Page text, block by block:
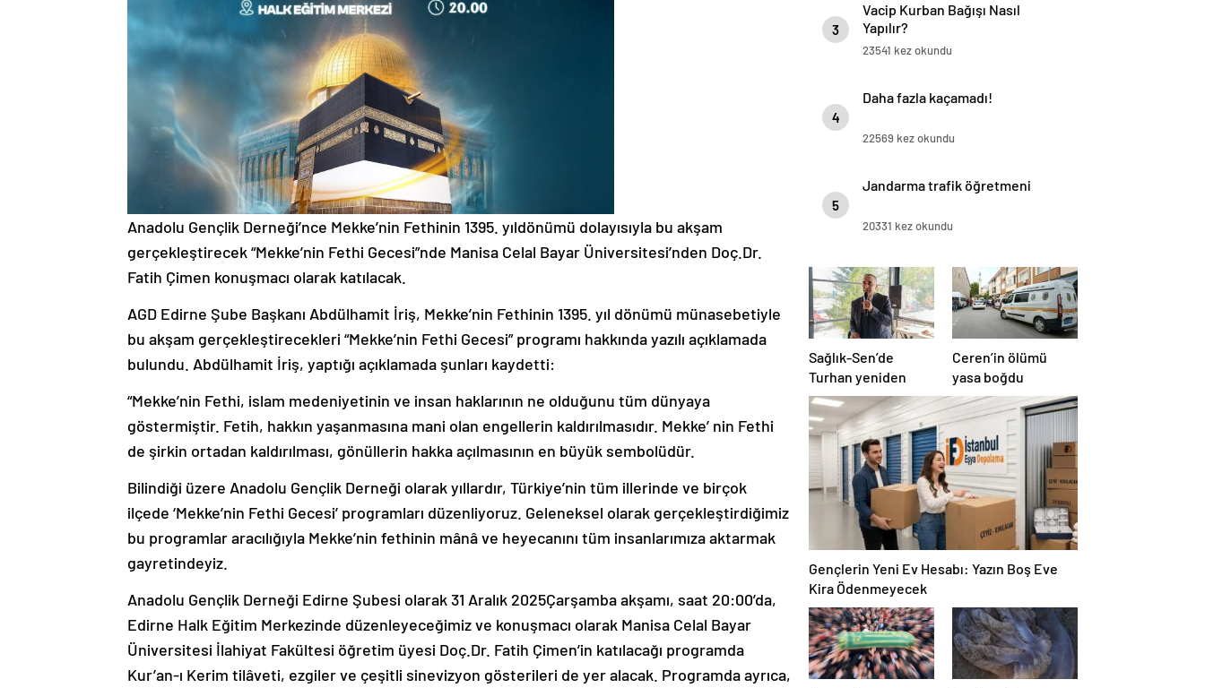
Anadolu Gençlik Derneği’nce Mekke’nin Fethinin 1395. yıldönümü dolayısıyla bu akşam
gerçekleştirecek “Mekke’nin Fethi Gecesi”nde Manisa Celal Bayar Üniversitesi’nden Doç.Dr.
Fatih Çimen konuşmacı olarak katılacak.
AGD Edirne Şube Başkanı Abdülhamit İriş, Mekke’nin Fethinin 1395. yıl dönümü münasebetiyle
bu akşam gerçekleştirecekleri “Mekke’nin Fethi Gecesi” programı hakkında yazılı açıklamada
bulundu. Abdülhamit İriş, yaptığı açıklamada şunları kaydetti:
“Mekke’nin Fethi, islam medeniyetinin ve insan haklarının ne olduğunu tüm dünyaya
göstermiştir. Fetih, hakkın yaşanmasına mani olan engellerin kaldırılmasıdır. Mekke’ nin Fethi
de şirkin ortadan kaldırılması, gönüllerin hakka açılmasının en büyük sembolüdür.
Bilindiği üzere Anadolu Gençlik Derneği olarak yıllardır, Türkiye’nin tüm illerinde ve birçok
ilçede ‘Mekke’nin Fethi Gecesi’ programları düzenliyoruz. Geleneksel olarak gerçekleştirdiğimiz
bu programlar aracılığıyla Mekke’nin fethinin mânâ ve heyecanını tüm insanlarımıza aktarmak
gayretindeyiz.
Anadolu Gençlik Derneği Edirne Şubesi olarak 31 Aralık 2025Çarşamba akşamı, saat 20:00’da,
Edirne Halk Eğitim Merkezinde düzenleyeceğimiz ve konuşmacı olarak Manisa Celal Bayar
Üniversitesi İlahiyat Fakültesi öğretim üyesi Doç.Dr. Fatih Çimen’in katılacağı programda
Kur’an-ı Kerim tilâveti, ezgiler ve çeşitli sinevizyon gösterileri de yer alacak. Programda ayrıca,
3
Vacip Kurban Bağışı Nasıl
Yapılır?
23541 kez okundu
4
Daha fazla kaçamadı!
22569 kez okundu
5
Jandarma trafik öğretmeni
20331 kez okundu
Sağlık-Sen’de
Turhan yeniden
Ceren’in ölümü
yasa boğdu
Gençlerin Yeni Ev Hesabı: Yazın Boş Eve
Kira Ödenmeyecek